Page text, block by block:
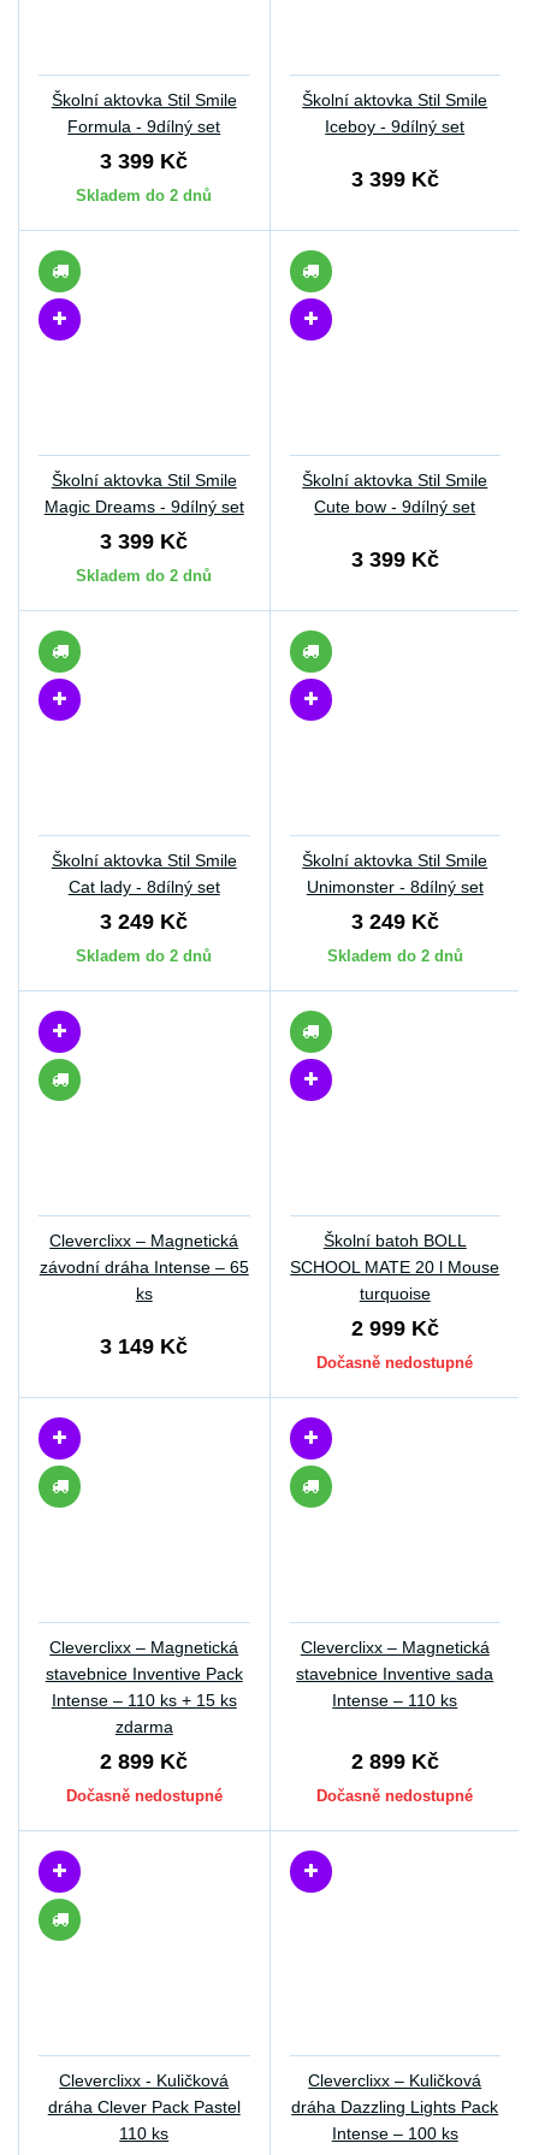
Školní aktovka Stil Smile
Formula - 9dílný set
3 399 Kč
Skladem do 2 dnů
Školní aktovka Stil Smile
Iceboy - 9dílný set
3 399 Kč
Školní aktovka Stil Smile
Magic Dreams - 9dílný set
3 399 Kč
Skladem do 2 dnů
Školní aktovka Stil Smile
Cute bow - 9dílný set
3 399 Kč
Školní aktovka Stil Smile
Cat lady - 8dílný set
3 249 Kč
Skladem do 2 dnů
Školní aktovka Stil Smile
Unimonster - 8dílný set
3 249 Kč
Skladem do 2 dnů
Cleverclixx – Magnetická
závodní dráha Intense – 65
ks
3 149 Kč
Školní batoh BOLL
SCHOOL MATE 20 l Mouse
turquoise
2 999 Kč
Dočasně nedostupné
Cleverclixx – Magnetická
stavebnice Inventive Pack
Intense – 110 ks + 15 ks
zdarma
2 899 Kč
Dočasně nedostupné
Cleverclixx – Magnetická
stavebnice Inventive sada
Intense – 110 ks
2 899 Kč
Dočasně nedostupné
Cleverclixx - Kuličková
dráha Clever Pack Pastel
110 ks
Cleverclixx – Kuličková
dráha Dazzling Lights Pack
Intense – 100 ks